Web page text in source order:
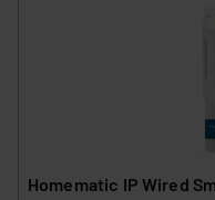
Homematic IP Wired